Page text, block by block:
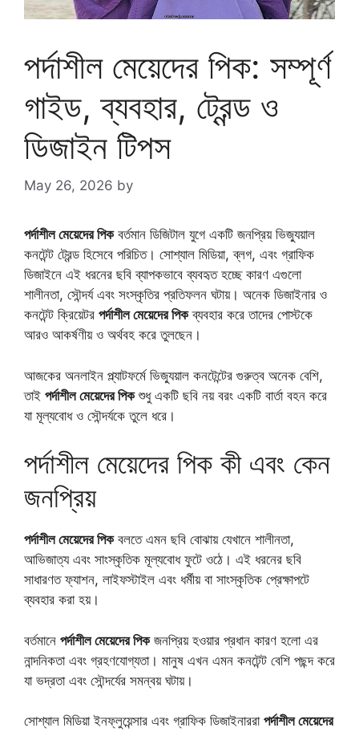
পর্দাশীল মেয়েদের পিক: সম্পূর্ণ
গাইড, ব্যবহার, ট্রেন্ড ও
ডিজাইন টিপস
May 26, 2026 by
পর্দাশীল মেয়েদের পিকবর্তমান ডিজিটাল যুগে একটি জনপ্রিয় ভিজ্যুয়াল
কনটেন্ট ট্রেন্ড হিসেবে পরিচিত। সোশ্যাল মিডিয়া, ব্লগ, এবং গ্রাফিক
ডিজাইনে এই ধরনের ছবি ব্যাপকভাবে ব্যবহৃত হচ্ছে কারণ এগুলো
শালীনতা, সৌন্দর্য এবং সংস্কৃতির প্রতিফলন ঘটায়। অনেক ডিজাইনার ও
কনটেন্ট ক্রিয়েটর পর্দাশীল মেয়েদের পিকব্যবহার করে তাদের পোস্টকে
আরও আকর্ষণীয় ও অর্থবহ করে তুলছেন।
আজকের অনলাইন প্ল্যাটফর্মে ভিজ্যুয়াল কনটেন্টের গুরুত্ব অনেক বেশি,
তাই পর্দাশীল মেয়েদের পিকশুধু একটি ছবি নয় বরং একটি বার্তা বহন করে
যা মূল্যবোধ ও সৌন্দর্যকে তুলে ধরে।
পর্দাশীল মেয়েদের পিক কী এবং কেন
জনপ্রিয়
পর্দাশীল মেয়েদের পিকবলতে এমন ছবি বোঝায় যেখানে শালীনতা,
আভিজাত্য এবং সাংস্কৃতিক মূল্যবোধ ফুটে ওঠে। এই ধরনের ছবি
সাধারণত ফ্যাশন, লাইফস্টাইল এবং ধর্মীয় বা সাংস্কৃতিক প্রেক্ষাপটে
ব্যবহার করা হয়।
বর্তমানে পর্দাশীল মেয়েদের পিকজনপ্রিয় হওয়ার প্রধান কারণ হলো এর
নান্দনিকতা এবং গ্রহণযোগ্যতা। মানুষ এখন এমন কনটেন্ট বেশি পছন্দ করে
যা ভদ্রতা এবং সৌন্দর্যের সমন্বয় ঘটায়।
সোশ্যাল মিডিয়া ইনফ্লুয়েন্সার এবং গ্রাফিক ডিজাইনাররা পর্দাশীল মেয়েদের